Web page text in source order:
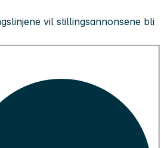
vil stillingsannonsene bli